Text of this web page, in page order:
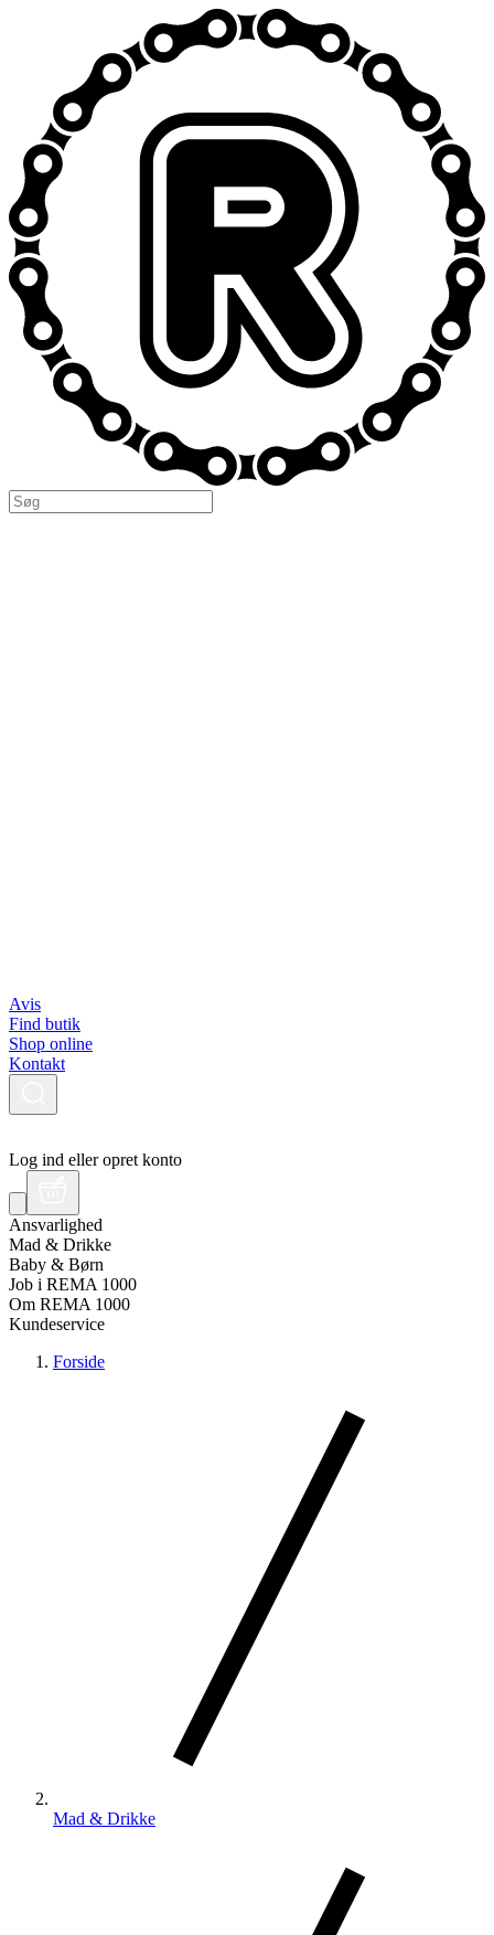
Avis
Find butik
Shop online
Kontakt
Log ind eller opret konto
Ansvarlighed
Mad & Drikke
Baby & Børn
Job i REMA 1000
Om REMA 1000
Kundeservice
Forside
Mad & Drikke